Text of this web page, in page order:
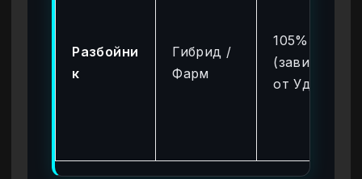
Разбойни
к
Гибрид /
Фарм
105%
(зависит
от Удачи)